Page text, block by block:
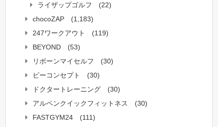
ライザップゴルフ
(22)
chocoZAP
(1,183)
247ワークアウト
(119)
BEYOND
(53)
リボーンマイセルフ
(30)
ビーコンセプト
(30)
ドクタートレーニング
(30)
アルペンクイックフィットネス
(30)
FASTGYM24
(111)